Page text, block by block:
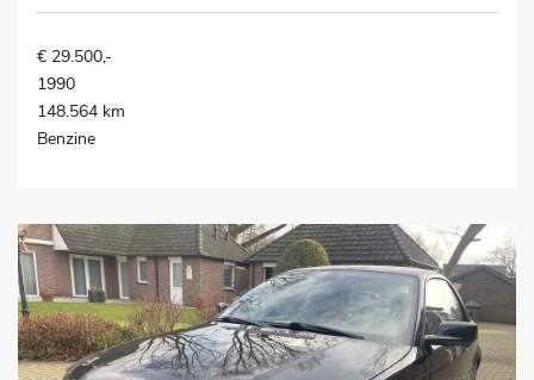
€ 29.500,-
1990
148.564 km
Benzine